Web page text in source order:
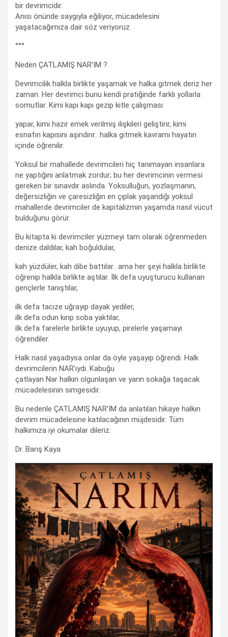
bir devrimcidir.
Anısı önünde saygıyla eğiliyor, mücadelesini
yaşatacağımıza dair söz veriyoruz.
°°°
Neden ÇATLAMIŞ NAR’IM ?
Devrimcilik halkla birlikte yaşamak ve halka gitmek deriz her
zaman. Her devrimci bunu kendi pratiğinde farklı yollarla
somutlar. Kimi kapı kapı gezip kitle çalışması
yapar, kimi hazır emek verilmiş ilişkileri geliştirir, kimi
esnafın kapısını aşındırır.. halka gitmek kavramı hayatın
içinde öğrenilir.
Yoksul bir mahallede devrimcileri hiç tanımayan insanlara
ne yaptığını anlatmak zordur; bu her devrimcinin vermesi
gereken bir sınavdır aslında. Yoksulluğun, yozlaşmanın,
değersizliğin ve çaresizliğin en çıplak yaşandığı yoksul
mahallerde devrimciler de kapitalizmin yaşamda nasıl vücut
bulduğunu görür.
Bu kitapta ki devrimciler yüzmeyi tam olarak öğrenmeden
denize daldılar, kah boğuldular,
kah yüzdüler, kah dibe battılar.. ama her şeyi halkla birlikte
öğrenip halkla birlikte aştılar. İlk defa uyuşturucu kullanan
gençlerle tanıştılar,
ilk defa tacize uğrayıp dayak yediler,
ilk defa odun kırıp soba yaktılar,
ilk defa farelerle birlikte uyuyup, pirelerle yaşamayı
öğrendiler.
Halk nasıl yaşadıysa onlar da öyle yaşayıp öğrendi. Halk
devrimcilerin NAR’ıydı. Kabuğu
çatlayan Nar halkın olgunlaşan ve yarın sokağa taşacak
mücadelesinin simgesidir.
Bu nedenle ÇATLAMIŞ NAR’IM da anlatılan hikaye halkın
devrim mücadelesine katılacağının müjdesidir. Tüm
halkımıza iyi okumalar dileriz.
Dr. Barış Kaya